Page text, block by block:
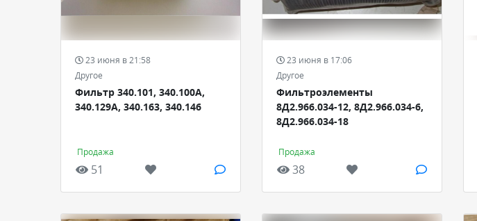
23 июня в 21:58
Другое
Фильтр 340.101, 340.100А,
340.129А, 340.163, 340.146
Продажа
51
23 июня в 17:06
Другое
Фильтроэлементы
8Д2.966.034-12, 8Д2.966.034-6,
8Д2.966.034-18
Продажа
38